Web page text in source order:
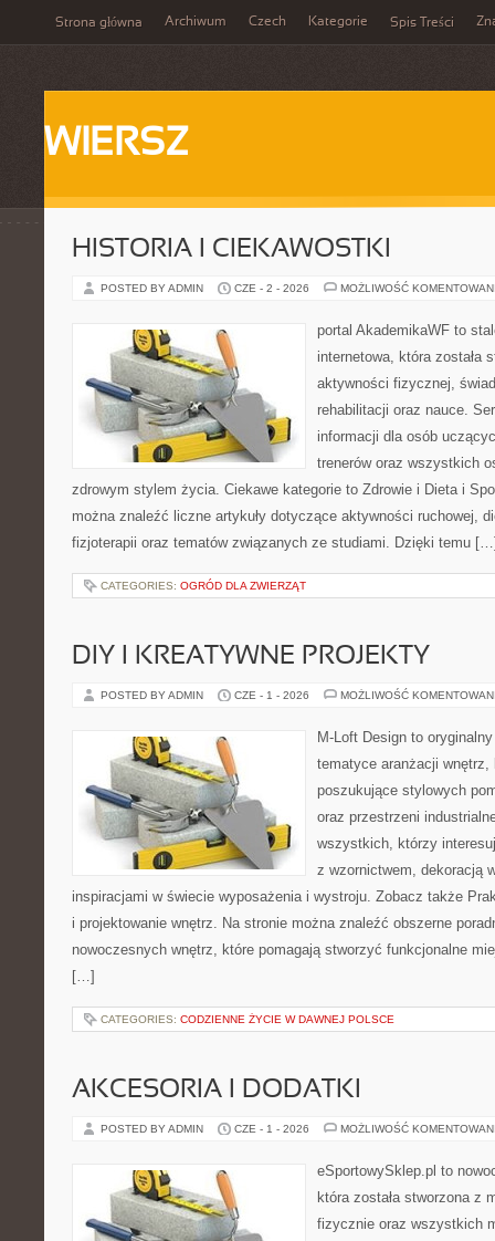
Strona główna Archiwum Czech Kategorie Spis Treści
WIERSZ
HISTORIA I CIEKAWOSTKI
POSTED BY ADMIN CZE - 2 - 2026 MOŻLIWOŚĆ
portal AkademikaWF to
internetowa, która została
aktywności fizycznej,
rehabilitacji oraz nauce.
informacji dla osób
trenerów oraz wszystkich
zdrowym stylem życia. Ciekawe kategorie to Zdrowie i Dieta i
można znaleźć liczne artykuły dotyczące aktywności ruchowej,
fizjoterapii oraz tematów związanych ze studiami. Dzięki temu
CATEGORIES: OGRÓD DLA ZWIERZĄT
DIY I KREATYWNE PROJEKTY
POSTED BY ADMIN CZE - 1 - 2026 MOŻLIWOŚĆ
M-Loft Design to
tematyce aranżacji
poszukujące stylowych
oraz przestrzeni
wszystkich, którzy
z wzornictwem, dekoracją
inspiracjami w świecie wyposażenia i wystroju. Zobacz także
i projektowanie wnętrz. Na stronie można znaleźć obszerne
nowoczesnych wnętrz, które pomagają stworzyć funkcjonalne
[…]
CATEGORIES: CODZIENNE ŻYCIE W DAWNEJ POLSCE
AKCESORIA I DODATKI
POSTED BY ADMIN CZE - 1 - 2026 MOŻLIWOŚĆ
eSportowySklep.pl to
która została stworzona z
fizycznie oraz wszystkich